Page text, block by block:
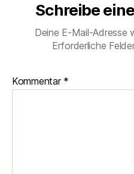
Schreibe
Deine E-Mail-Adresse
Erforderliche
Kommentar *